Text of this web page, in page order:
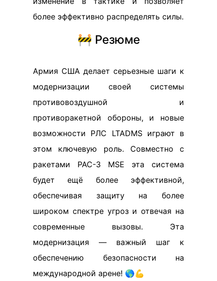
более эффективно распределять силы.
🚧 Резюме
Армия США делает серьезные шаги к
модернизации своей системы
противовоздушной и
противоракетной обороны, и новые
возможности РЛС LTADMS играют в
этом ключевую роль. Совместно с
ракетами PAC-3 MSE эта система
будет ещё более эффективной,
обеспечивая защиту на более
широком спектре угроз и отвечая на
современные вызовы. Эта
модернизация — важный шаг к
обеспечению безопасности на
международной арене! 🌎💪